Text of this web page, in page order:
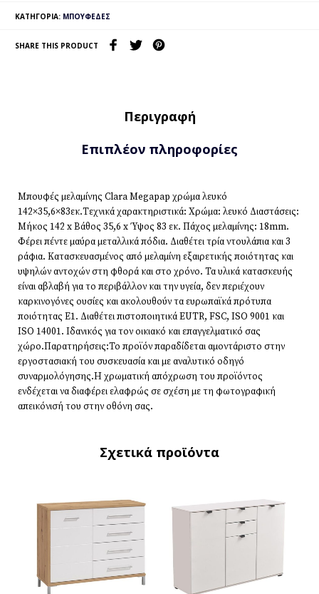
ΚΑΤΗΓΟΡΊΑ: ΜΠΟΥΦΈΔΕΣ
SHARE THIS PRODUCT
Περιγραφή
Επιπλέον πληροφορίες
Μπουφές μελαμίνης Clara Megapap χρώμα λευκό
142×35,6×83εκ.Τεχνικά χαρακτηριστικά: Χρώμα: λευκό Διαστάσεις:
Μήκος 142 x Βάθος 35,6 x Ύψος 83 εκ. Πάχος μελαμίνης: 18mm.
Φέρει πέντε μαύρα μεταλλικά πόδια. Διαθέτει τρία ντουλάπια και 3
ράφια. Κατασκευασμένος από μελαμίνη εξαιρετικής ποιότητας και
υψηλών αντοχών στη φθορά και στο χρόνο. Τα υλικά κατασκευής
είναι αβλαβή για το περιβάλλον και την υγεία, δεν περιέχουν
καρκινογόνες ουσίες και ακολουθούν τα ευρωπαϊκά πρότυπα
ποιότητας Ε1. Διαθέτει πιστοποιητικά EUTR, FSC, ISO 9001 και
ISO 14001. Ιδανικός για τον οικιακό και επαγγελματικό σας
χώρο.Παρατηρήσεις:Το προϊόν παραδίδεται αμοντάριστο στην
εργοστασιακή του συσκευασία και με αναλυτικό οδηγό
συναρμολόγησης.Η χρωματική απόχρωση του προϊόντος
ενδέχεται να διαφέρει ελαφρώς σε σχέση με τη φωτογραφική
απεικόνισή του στην οθόνη σας.
Σχετικά προϊόντα